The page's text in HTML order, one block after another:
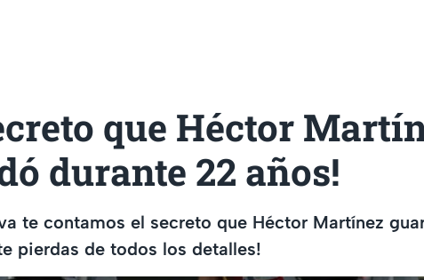
que Héctor
durante 22 años!
te contamos el secreto que Héctor Martínez
pierdas de todos los detalles!